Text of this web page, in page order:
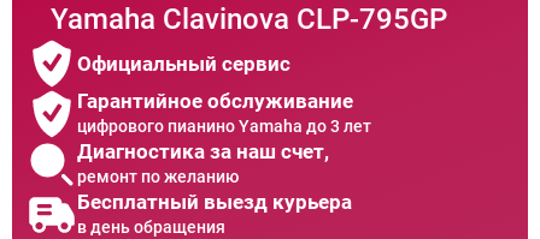
Yamaha Clavinova CLP-795GP
Официальный сервис
Гарантийное обслуживание
цифрового пианино Yamaha до 3 лет
Диагностика за наш счет,
ремонт по желанию
Бесплатный выезд курьера
в день обращения